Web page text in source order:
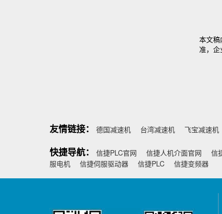
本文
准，
友情链接： 德国减速机 台湾减速机 飞宝减速机
快捷导航： 信捷PLC官网 信捷人机介面官网
信
服电机
信捷伺服驱动器 信捷PLC 信捷变频器